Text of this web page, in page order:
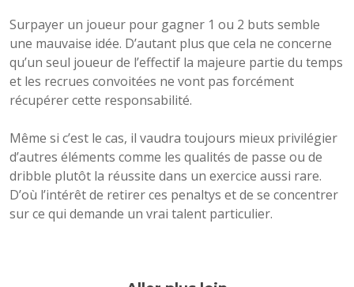
Surpayer un joueur pour gagner 1 ou 2 buts semble
une mauvaise idée. D’autant plus que cela ne concerne
qu’un seul joueur de l’effectif la majeure partie du temps
et les recrues convoitées ne vont pas forcément
récupérer cette responsabilité.
Même si c’est le cas, il vaudra toujours mieux privilégier
d’autres éléments comme les qualités de passe ou de
dribble plutôt la réussite dans un exercice aussi rare.
D’où l’intérêt de retirer ces penaltys et de se concentrer
sur ce qui demande un vrai talent particulier.